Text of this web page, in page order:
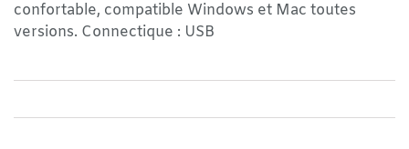
confortable, compatible Windows et Mac toutes
versions. Connectique : USB